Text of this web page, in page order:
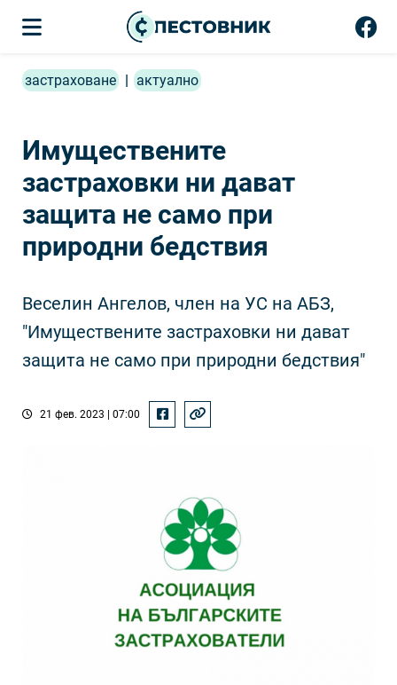
застраховане | актуално
Имуществените
застраховки ни дават
защита не само при
природни бедствия
Веселин Ангелов, член на УС на АБЗ,
"Имуществените застраховки ни дават
защита не само при природни бедствия"
21 фев. 2023 | 07:00